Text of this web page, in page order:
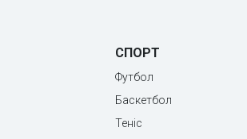
СПОРТ
Футбол
Баскетбол
Теніс